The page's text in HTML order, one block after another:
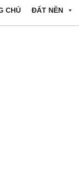
CHỦ ĐẤT NỀN